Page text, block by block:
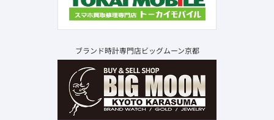
ブランド時計専門店ビッグムーン京都